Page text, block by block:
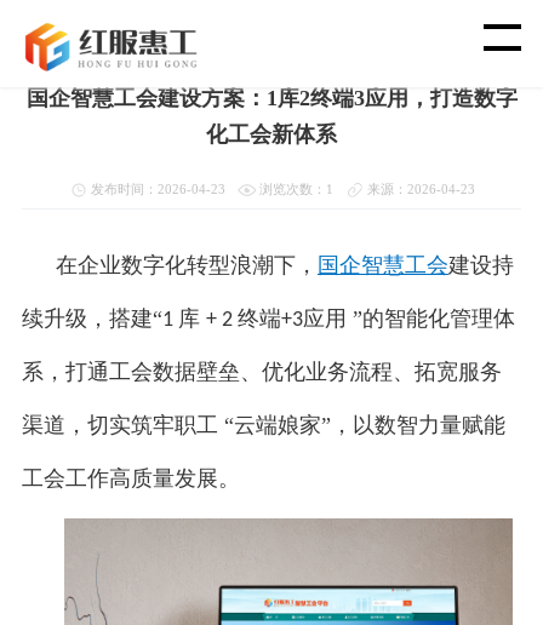
智 慧 工 会
党 建 功 能
渠 道 合 作
新 闻 资 讯
首页>新闻资讯>国企智慧工会
国企智慧工会建设方案：1库2终端3应用，打造数字
化工会新体系
发布时间：2026-04-23 浏览次数：1 来源：2026-04-23
在企业数字化转型浪潮下， 国企智慧工会建设持
续升级，搭建“1 库 + 2 终端+3应用 ”的智能化管理体
系，打通工会数据壁垒、优化业务流程、拓宽服务
渠道，切实筑牢职工 “云端娘家”，以数智力量赋能
工会工作高质量发展。